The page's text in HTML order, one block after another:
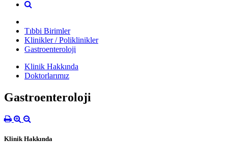
Tıbbi Birimler
Klinikler / Poliklinikler
Gastroenteroloji
Klinik Hakkında
Doktorlarımız
Gastroenteroloji
Klinik Hakkında